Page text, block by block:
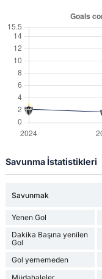
Savunma İstatistikleri
Savunmak
Yenen Gol
Dakika Başına yenilen
Gol
Gol yememeden